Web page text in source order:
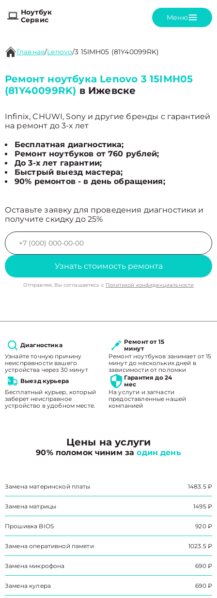
Ноутбук
Сервис
Меню
Главная/Lenovo/3 15IMH05 (81Y40099RK)
Ремонт ноутбука Lenovo 3 15IMH05
(81Y40099RK) в Ижевске
Infinix, CHUWI, Sony и другие бренды с гарантией
на ремонт до 3-х лет
Бесплатная диагностика;
Ремонт ноутбуков от 760 рублей;
До 3-х лет гарантии;
Быстрый выезд мастера;
90% ремонтов - в день обращения;
Оставьте заявку для проведения диагностики и
получите скидку до 25%
Узнать стоимость ремонта
Отправляя, Вы соглашаетесь с Политикой конфиденциальности
Диагностика
Узнайте точную причину
неисправности вашего
устройства через 30 минут
Ремонт от 15
минут
Ремонт ноутбуков занимает от 15
минут до нескольких дней в
зависимости от поломки
Выезд курьера
Бесплатный курьер, который
заберет неисправное
устройство в удобном месте.
Гарантия до 24
мес
На услуги и запчасти
предоставленные нашей
компанией
Цены на услуги
90% поломок чиним заодин день
Замена материнской платы 1483.5 ₽
Замена матрицы 1495 ₽
Прошивка BIOS 920 ₽
Замена оперативной памяти 1023.5 ₽
Замена микрофона 690 ₽
Замена кулера 690 ₽